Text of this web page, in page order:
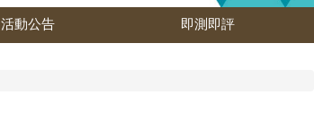
活動公告 即測即評